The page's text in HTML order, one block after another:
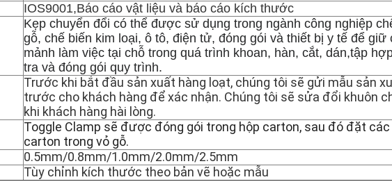
IOS9001,Báo cáo vật liệu và báo cáo kích thước
Kẹp chuyển đổi có thể được sử dụng trong ngành công nghiệp
gỗ, chế biến kim loại, ô tô, điện tử, đóng gói và thiết bị y tế để giữ
mảnh làm việc tại chỗ trong quá trình khoan, hàn, cắt, dán,tập
tra và đóng gói quy trình.
Trước khi bắt đầu sản xuất hàng loạt, chúng tôi sẽ gửi mẫu sản
trước cho khách hàng để xác nhận. Chúng tôi sẽ sửa đổi khuôn
khi khách hàng hài lòng.
Toggle Clamp sẽ được đóng gói trong hộp carton, sau đó đặt các
carton trong vỏ gỗ.
0.5mm/0.8mm/1.0mm/2.0mm/2.5mm
Tùy chỉnh kích thước theo bản vẽ hoặc mẫu